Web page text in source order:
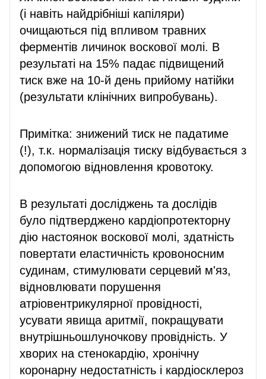
(і навіть найдрібніші капіляри)
очищаються під впливом травних
ферментів личинок воскової молі. В
результаті на 15% падає підвищений
тиск вже на 10-й день прийому натійки
(результати клінічних випробувань).
Примітка: знижений тиск не падатиме
(!), т.к. нормалізація тиску відбувається з
допомогою відновлення кровотоку.
В результаті досліджень та дослідів
було підтверджено кардіопротекторну
дію настоянок воскової молі, здатність
повертати еластичність кровоносним
судинам, стимулювати серцевий м'яз,
відновлювати порушення
атріовентрикулярної провідності,
усувати явища аритмії, покращувати
внутрішньошлуночкову провідність. У
хворих на стенокардію, хронічну
коронарну недостатність і кардіосклероз